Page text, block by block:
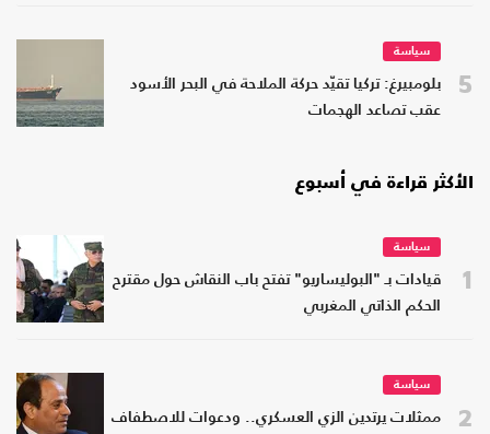
5
سياسة
بلومبيرغ: تركيا تقيّد حركة الملاحة في البحر الأسود
عقب تصاعد الهجمات
الأكثر قراءة في أسبوع
1
سياسة
قيادات بـ "البوليساريو" تفتح باب النقاش حول مقترح
الحكم الذاتي المغربي
2
سياسة
ممثلات يرتدين الزي العسكري.. ودعوات للاصطفاف